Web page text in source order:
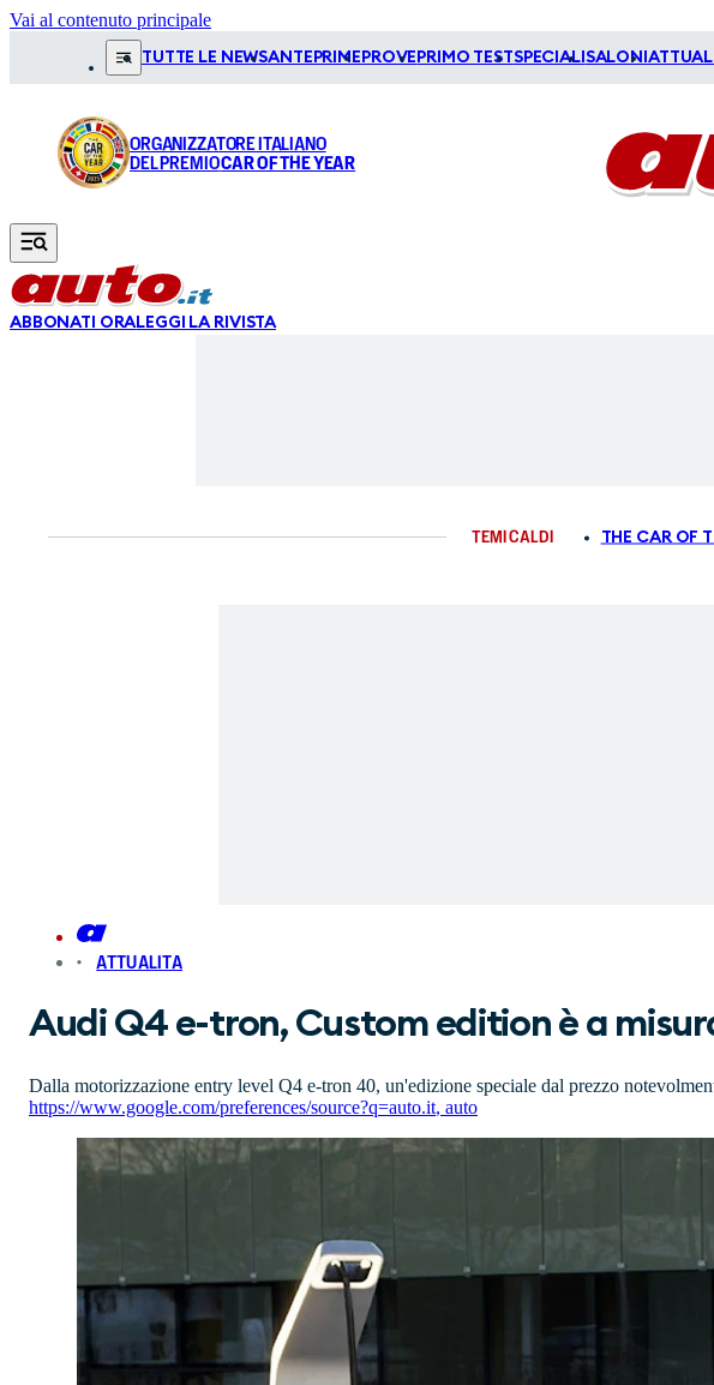
Vai al contenuto principale
TUTTE LE NEWSANTEPRIME PROVE PRIMO TESTSPECIALI SALONI
ORGANIZZATORE ITALIANO
DEL PREMIOCAR OF THE YEAR
ABBONATI ORALEGGI LA RIVISTA
TEMI CALDI THE CAR OF
ATTUALITA
Audi Q4 e-tron, Custom edition è a
Dalla motorizzazione entry level Q4 e-tron 40, un'edizione speciale dal prezzo
https://www.google.com/preferences/source?q=auto.it, auto